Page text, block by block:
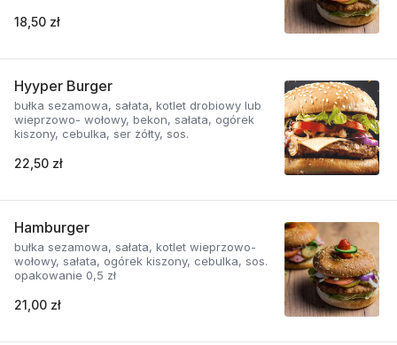
18,50 zł
Hyyper Burger
bułka sezamowa, sałata, kotlet drobiowy lub
wieprzowo- wołowy, bekon, sałata, ogórek
kiszony, cebulka, ser żółty, sos.
22,50 zł
Hamburger
bułka sezamowa, sałata, kotlet wieprzowo-
wołowy, sałata, ogórek kiszony, cebulka, sos.
opakowanie 0,5 zł
21,00 zł